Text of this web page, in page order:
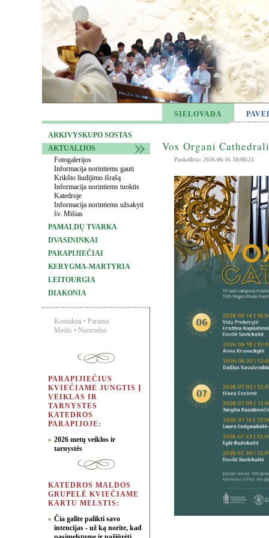
SIELOVADA
ARKIVYSKUPO SOSTAS
AKTUALIJOS
Fotogalerijos
Informacija norintiems gauti
Krikšto liudijimo išrašą
Informacija norintiems tuoktis
Katedroje
Informacija norintiems užsakyti
šv. Mišias
PAMALDŲ TVARKA
DVASININKAI
PARAPIJIEČIAI
KERYGMA-MARTYRIA
LEITOURGIA
DIAKONIA
Kontaktai • Parama
Medis • Nuorodos
PARAPIJIEČIUS
KVIEČIAME JUNGTIS Į
VEIKLAS IR
TARNYSTES
KATEDROS
PARAPIJOJE:
2026 metų veiklos ir
tarnystės
KATEDROS MALDOS
GRUPELĖ KVIEČIAME
KARTU MELSTIS:
Čia galite palikti savo
intencijas - už ką norite, kad
Vox Organi
Paskelbta: 2026-06-16 10:08:21